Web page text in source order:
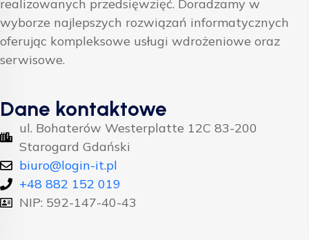
realizowanych przedsięwzięć. Doradzamy w
wyborze najlepszych rozwiązań informatycznych
oferując kompleksowe usługi wdrożeniowe oraz
serwisowe.
Dane kontaktowe
ul. Bohaterów Westerplatte 12C 83-200
Starogard Gdański
biuro@login-it.pl
+48 882 152 019
NIP: 592-147-40-43